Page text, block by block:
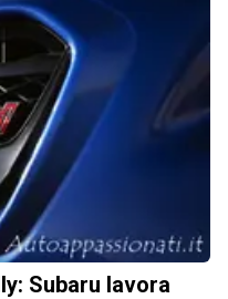
Subaru lavora